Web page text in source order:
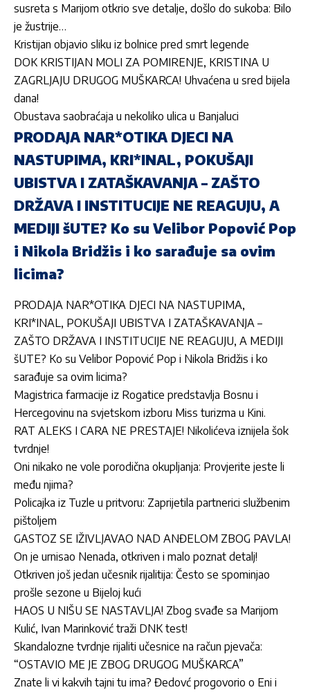
susreta s Marijom otkrio sve detalje, došlo do sukoba: Bilo
je žustrije…
Kristijan objavio sliku iz bolnice pred smrt legende
DOK KRISTIJAN MOLI ZA POMIRENJE, KRISTINA U
ZAGRLJAJU DRUGOG MUŠKARCA! Uhvaćena u sred bijela
dana!
Obustava saobraćaja u nekoliko ulica u Banjaluci
PRODAJA NAR*OTIKA DJECI NA
NASTUPIMA, KRI*INAL, POKUŠAJI
UBISTVA I ZATAŠKAVANJA – ZAŠTO
DRŽAVA I INSTITUCIJE NE REAGUJU, A
MEDIJI šUTE? Ko su Velibor Popović Pop
i Nikola Bridžis i ko sarađuje sa ovim
licima?
PRODAJA NAR*OTIKA DJECI NA NASTUPIMA,
KRI*INAL, POKUŠAJI UBISTVA I ZATAŠKAVANJA –
ZAŠTO DRŽAVA I INSTITUCIJE NE REAGUJU, A MEDIJI
šUTE? Ko su Velibor Popović Pop i Nikola Bridžis i ko
sarađuje sa ovim licima?
Magistrica farmacije iz Rogatice predstavlja Bosnu i
Hercegovinu na svjetskom izboru Miss turizma u Kini.
RAT ALEKS I CARA NE PRESTAJE! Nikolićeva iznijela šok
tvrdnje!
Oni nikako ne vole porodična okupljanja: Provjerite jeste li
među njima?
Policajka iz Tuzle u pritvoru: Zaprijetila partnerici službenim
pištoljem
GASTOZ SE IŽIVLJAVAO NAD ANĐELOM ZBOG PAVLA!
On je urnisao Nenada, otkriven i malo poznat detalj!
Otkriven još jedan učesnik rijalitija: Često se spominjao
prošle sezone u Bijeloj kući
HAOS U NIŠU SE NASTAVLJA! Zbog svađe sa Marijom
Kulić, Ivan Marinković traži DNK test!
Skandalozne tvrdnje rijaliti učesnice na račun pjevača:
“OSTAVIO ME JE ZBOG DRUGOG MUŠKARCA”
Znate li vi kakvih tajni tu ima? Đedovć progovorio o Eni i